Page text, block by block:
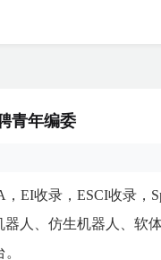
青年编委
，EI收录，ESCI收录，
人、仿生机器人、软